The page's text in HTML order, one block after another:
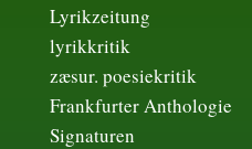
Lyrikzeitung
lyrikkritik
zæsur. poesiekritik
Frankfurter Anthologie
Signaturen